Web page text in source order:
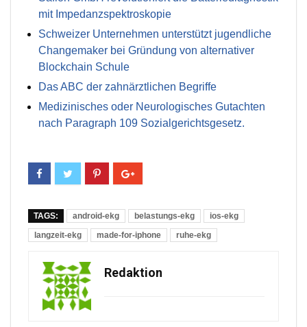
mit Impedanzspektroskopie
Schweizer Unternehmen unterstützt jugendliche
Changemaker bei Gründung von alternativer
Blockchain Schule
Das ABC der zahnärztlichen Begriffe
Medizinisches oder Neurologisches Gutachten
nach Paragraph 109 Sozialgerichtsgesetz.
TAGS: android-ekg belastungs-ekg
ios-ekg
langzeit-ekg
made-for-iphone ruhe-ekg
Redaktion